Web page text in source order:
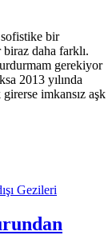
sofistike bir
biraz daha farklı.
gerekiyor
2013 yılında
imkansız aşk
Gezileri